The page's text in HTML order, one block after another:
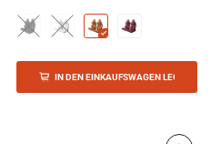
IN DEN EINKAUFSWAGEN LEGEN